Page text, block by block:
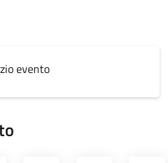
evento